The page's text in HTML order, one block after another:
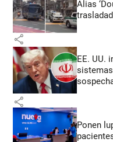
Alias
share
EE. UU.
share
Ponen